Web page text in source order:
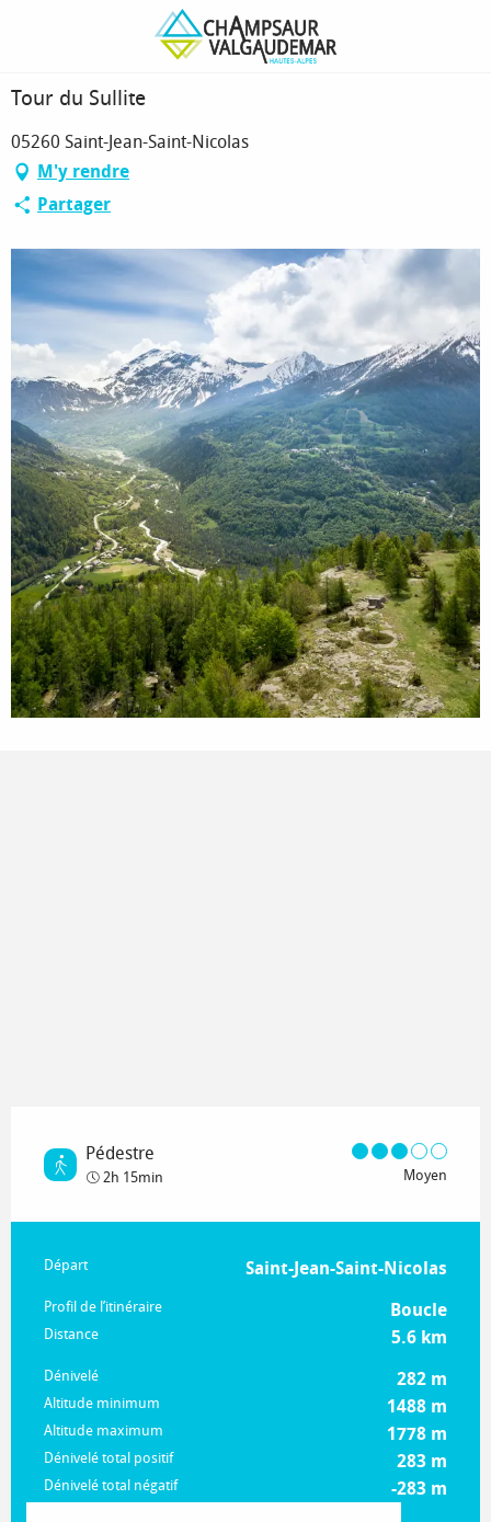
principal
Tour du Sullite
Tour du Sullite
05260 Saint-Jean-Saint-Nicolas
M'y rendre
Partager
Pédestre
2h 15min Moyen
Informations pratiques
Départ Saint-Jean-Saint-Nicolas
Profil de l’itinéraire Boucle
Distance 5.6 km
Dénivelé 282 m
Altitude minimum 1488 m
Altitude maximum 1778 m
Dénivelé total positif 283 m
Dénivelé total négatif -283 m